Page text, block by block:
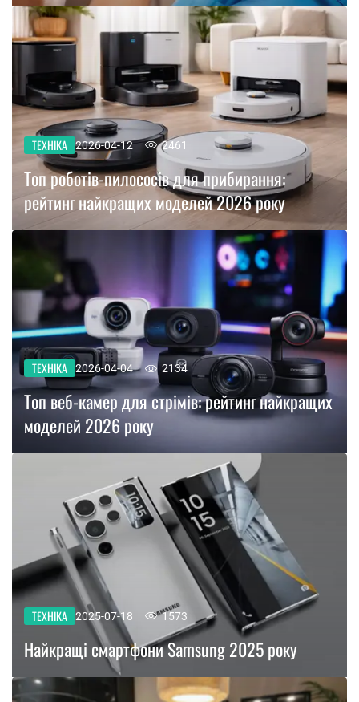
ТЕХНІКА 2026-04-12 2461
Топ роботів-пилососів для прибирання:
рейтинг найкращих моделей 2026 року
ТЕХНІКА 2026-04-04 2134
Топ веб-камер для стрімів: рейтинг найкращих
моделей 2026 року
ТЕХНІКА 2025-07-18 1573
Найкращі смартфони Samsung 2025 року